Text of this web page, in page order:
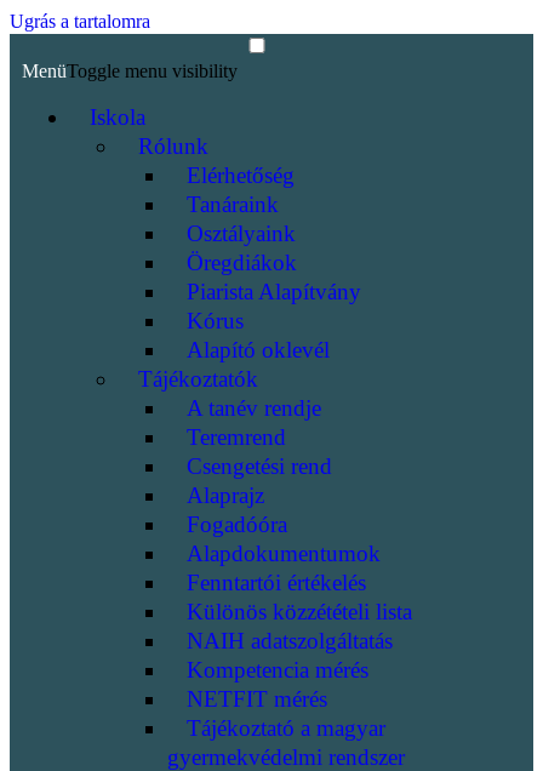
Ugrás a tartalomra
MenüToggle menu visibility
Iskola
Rólunk
Elérhetőség
Tanáraink
Osztályaink
Öregdiákok
Piarista Alapítvány
Kórus
Alapító oklevél
Tájékoztatók
A tanév rendje
Teremrend
Csengetési rend
Alaprajz
Fogadóóra
Alapdokumentumok
Fenntartói értékelés
Különös közzétételi lista
NAIH adatszolgáltatás
Kompetencia mérés
NETFIT mérés
Tájékoztató a magyar
gyermekvédelmi rendszer